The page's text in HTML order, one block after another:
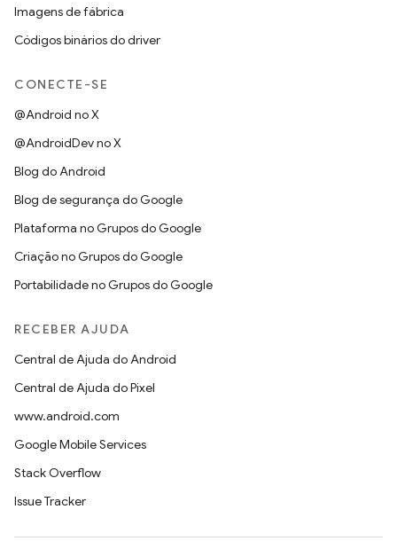
Imagens de fábrica
Códigos binários do driver
CONECTE-SE
@Android no X
@AndroidDev no X
Blog do Android
Blog de segurança do Google
Plataforma no Grupos do Google
Criação no Grupos do Google
Portabilidade no Grupos do Google
RECEBER AJUDA
Central de Ajuda do Android
Central de Ajuda do Pixel
www.android.com
Google Mobile Services
Stack Overflow
Issue Tracker